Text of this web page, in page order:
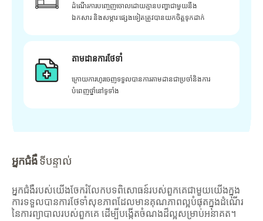
ដំណើរការបញ្ចេញចោលដោយគ្មានបញ្ហាជាមួយនឹង
ឯកសារ និងសម្ភារៈផ្សេងទៀតត្រូវបានយកចិត្តទុកដាក់
តាមដានការថែទាំ
ក្រោយ​ការ​ហូរ​ចេញ​ទទួល​បាន​ការ​តាមដាន​ជា​ប្រចាំ​និង​ការ​
បំពេញ​ថ្នាំ​នៅ​ទូទាំង​
អ្នកជំងឺទីបន្ទាល់
អ្នកជំងឺរបស់យើងចែករំលែកបទពិសោធន៍របស់ពួកគេជាមួយយើងក្នុង
ការទទួលបានការថែទាំសុខភាពដែលមានគុណភាពល្អបំផុតក្នុងដំណើរ
នៃការព្យាបាលរបស់ពួកគេ ដើម្បីបង្កើតចំណងដ៏ល្អសម្រាប់អនាគត។